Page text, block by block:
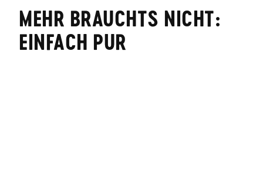
MEHR BRAUCHTS NICHT:
EINFACH PUR